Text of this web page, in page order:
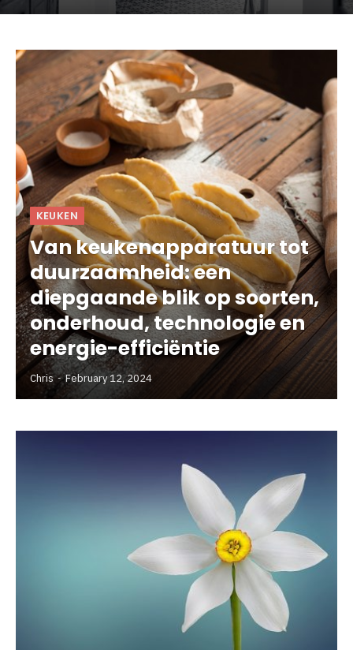
KEUKEN
Van keukenapparatuur tot
duurzaamheid: een
diepgaande blik op soorten,
onderhoud, technologie en
energie-efficiëntie
Chris February 12, 2024